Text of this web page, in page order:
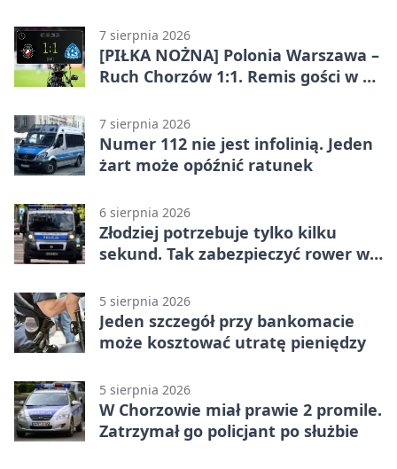
7 sierpnia 2026
[PIŁKA NOŻNA] Polonia Warszawa –
Ruch Chorzów 1:1. Remis gości w 3.
7 sierpnia 2026
Numer 112 nie jest infolinią. Jeden
żart może opóźnić ratunek
6 sierpnia 2026
Złodziej potrzebuje tylko kilku
sekund. Tak zabezpieczyć rower w
5 sierpnia 2026
Jeden szczegół przy bankomacie
może kosztować utratę pieniędzy
5 sierpnia 2026
W Chorzowie miał prawie 2 promile.
Zatrzymał go policjant po służbie